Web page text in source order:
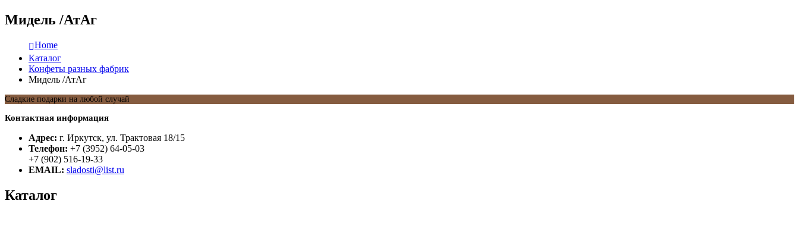
Мидель /АтАг
Home
Каталог
Конфеты разных фабрик
Мидель /АтАг
Сладкие подарки на любой случай
Контактная информация
Адрес: г. Иркутск, ул. Трактовая 18/15
Телефон: +7 (3952) 64-05-03
+7 (902) 516-19-33
EMAIL: sladosti@list.ru
Каталог